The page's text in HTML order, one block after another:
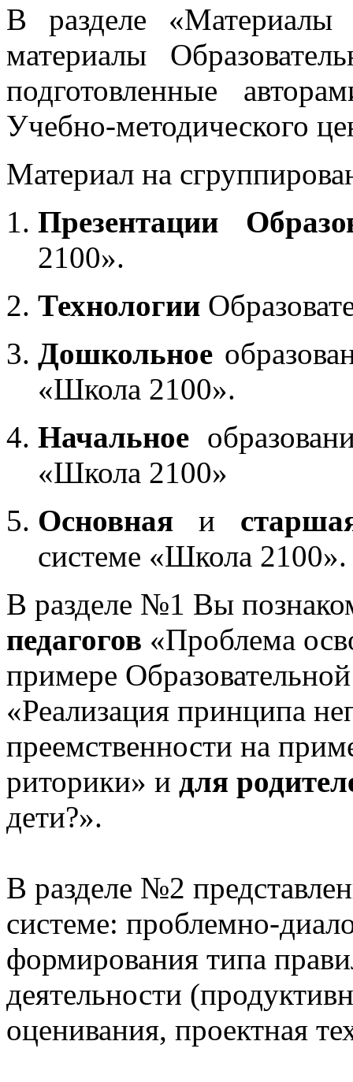
В разделе «Материалы
материалы
подготовленные
Учебно-методического
Материал на
Презентации
2100».
Технологии
Дошкольное
«Школа 2100».
Начальное
«Школа 2100»
Основная и
системе «Школа 2100».
В разделе №1 Вы
педагогов «Проблема
примере
«Реализация принципа
преемственности на
риторики» и для
дети?».
В разделе №2
системе: проблемно-
формирования типа
деятельности
оценивания, проектная